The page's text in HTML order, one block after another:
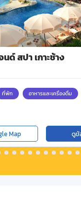
ด์ สปา เกาะช้าง
ที่พัก อาหารและเครื่องดื่ม
Map ดูข้